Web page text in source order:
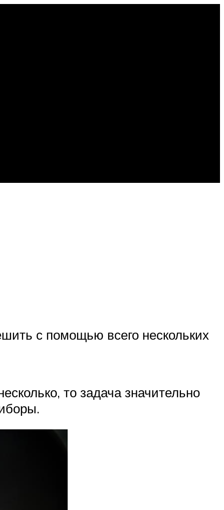
с помощью всего нескольких
то задача значительно